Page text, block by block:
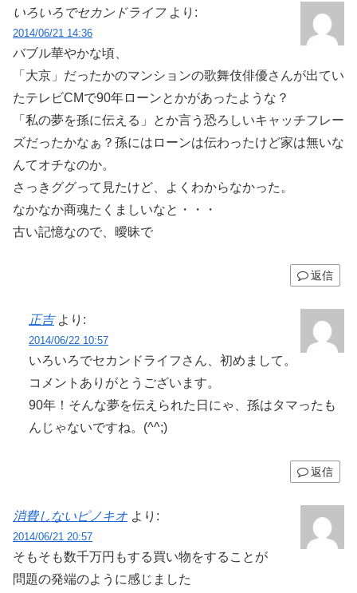
いろいろでセカンドライフ より:
2014/06/21 14:36
バブル華やかな頃、
「大京」だったかのマンションの歌舞伎俳優さんが出てい
たテレビCMで90年ローンとかがあったような？
「私の夢を孫に伝える」とか言う恐ろしいキャッチフレー
ズだったかなぁ？孫にはローンは伝わったけど家は無いな
んてオチなのか。
さっきググって見たけど、よくわからなかった。
なかなか商魂たくましいなと・・・
古い記憶なので、曖昧で
返信
正吉 より:
2014/06/22 10:57
いろいろでセカンドライフさん、初めまして。
コメントありがとうございます。
90年！そんな夢を伝えられた日にゃ、孫はタマったも
んじゃないですね。(^^;)
返信
消費しないピノキオ より:
2014/06/21 20:57
そもそも数千万円もする買い物をすることが
問題の発端のように感じました